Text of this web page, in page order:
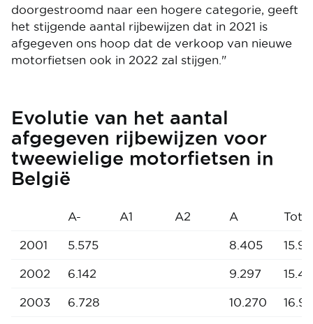
doorgestroomd naar een hogere categorie, geeft
het stijgende aantal rijbewijzen dat in 2021 is
afgegeven ons hoop dat de verkoop van nieuwe
motorfietsen ook in 2022 zal stijgen."
Evolutie van het aantal
afgegeven rijbewijzen voor
tweewielige motorfietsen in
België
A- A1 A2 A Total
2001 5.575 8.405
2002 6.142 9.297
2003 6.728 10.270